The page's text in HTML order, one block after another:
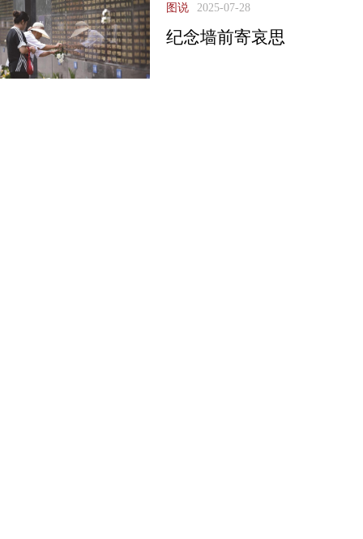
图说 2025-07-28
纪念墙前寄哀思